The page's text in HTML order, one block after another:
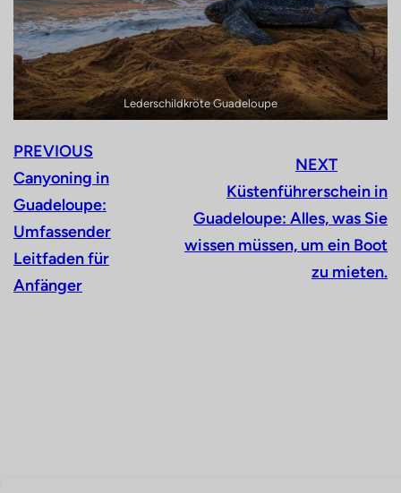
Lederschildkröte Guadeloupe
PREVIOUS
Canyoning in
Guadeloupe:
Umfassender
Leitfaden für
Anfänger
NEXT
Küstenführerschein in
Guadeloupe: Alles, was Sie
wissen müssen, um ein Boot
zu mieten.